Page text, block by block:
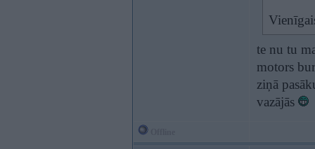
te nu tu
motors
ziņā
vazājās